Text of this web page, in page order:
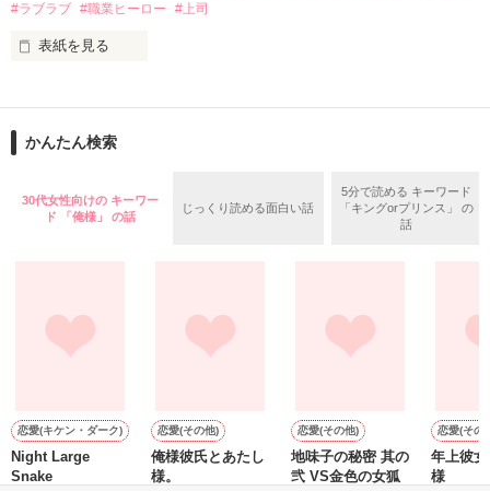
鳴海哲平 (なるみてっぺい)
2026.6.5～2026.7.25
＊以前、公開していた話の改稿版です＊
作品を読む
#ラブラブ #職業ヒーロー #上司
表紙を見る
ションの企画戦略室で働いている。
めた、同期で恋人の石垣守（26）がいるのだが、後輩の姫原由
いた。
守と由羅から『便利屋雛子』と馬鹿にされ、一人こっそり泣い
ていた雛子に、企画戦略室の上司である雪瀬鷹哉（29）が
鷹哉『宜しくな、俺の雛子』🦅
雛子『俺の……ひぃ、雛子？！！！』🐥
※表紙も作中使用の画像も全てフリー素材です。
※執筆期間2026.6.3〜7.20完結です。
かんたん検索
30代女性向けの キーワー
ド 「俺様」 の話
じっくり読める面白い話
5分で読める キーワード
「キングorプリンス」 の
話
恋愛(キケン・ダーク)
Night Large
Snake
恋愛(その他)
俺様彼氏とあたし
様。
恋愛(その他)
地味子の秘密 其の
弐 VS金色の女狐
恋愛(その
年上彼
様